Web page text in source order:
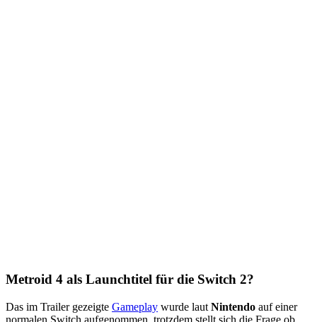
Metroid 4 als Launchtitel für die Switch 2?
Das im Trailer gezeigte Gameplay wurde laut Nintendo auf einer
normalen Switch aufgenommen, trotzdem stellt sich die Frage ob